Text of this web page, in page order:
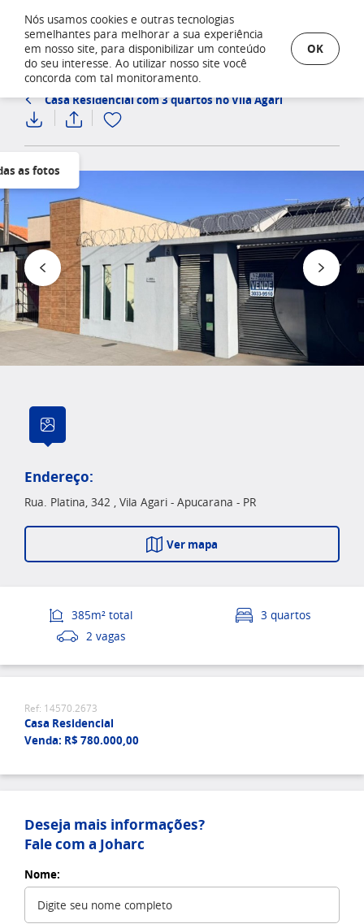
Casa Residencial com 3 quartos no Vila Agari
as fotos
Endereço:
Rua. Platina, 342 , Vila Agari - Apucarana - PR
Ver mapa
385m² total
3 quartos
2 vagas
Ref: 14570.2673
Casa Residencial
Venda: R$ 780.000,00
Deseja mais informações?
Fale com a Joharc
Nome:
Nós usamos cookies e outras tecnologias
semelhantes para melhorar a sua experiência
em nosso site, para disponibilizar um conteúdo
do seu interesse. Ao utilizar nosso site você
concorda com tal monitoramento.
OK